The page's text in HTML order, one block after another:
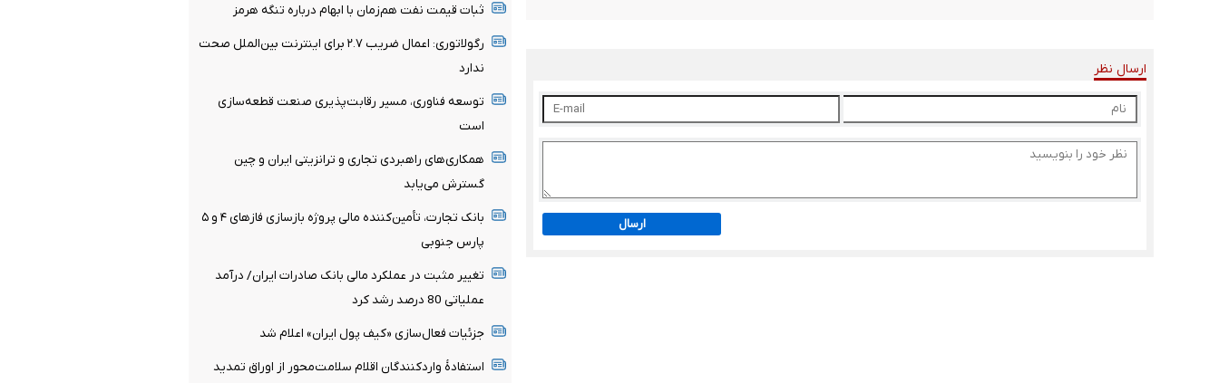
ارسال نظر
ارسال
ثبات قیمت نفت هم‌زمان با ابهام درباره تنگه هرمز
رگولاتوری: اعمال ضریب ۲.۷ برای اینترنت بین‌الملل صحت
ندارد
توسعه فناوری، مسیر رقابت‌پذیری صنعت قطعه‌سازی
است
همکاری‌های راهبردی تجاری و ترانزیتی ایران و چین
گسترش می‌یابد
بانک تجارت، تأمین‌کننده مالی پروژه بازسازی فازهای ۴ و ۵
پارس جنوبی
تغییر مثبت در عملکرد مالی بانک صادرات ایران/ درآمد
عملیاتی 80 درصد رشد کرد
جزئیات فعال‌سازی «کیف پول ایران» اعلام شد
استفادۀ واردکنندگان اقلام سلامت‌محور از اوراق تمدید